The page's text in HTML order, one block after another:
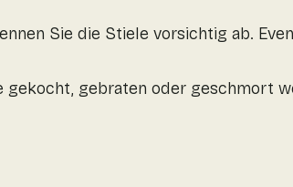
Sie die Stiele vorsichtig ab.
gekocht, gebraten oder geschmort